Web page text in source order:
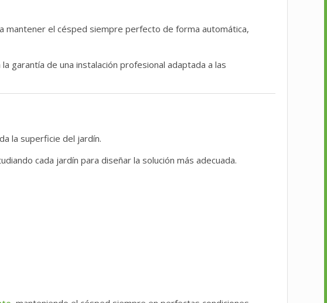
mantener el césped siempre perfecto de forma automática,
la garantía de una instalación profesional adaptada a las
la superficie del jardín.
cada jardín para diseñar la solución más adecuada.